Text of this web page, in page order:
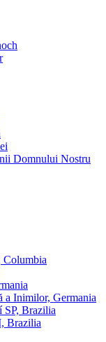
Domnului Nostru
Columbia
a Inimilor, Germania
SP, Brazilia
Brazilia